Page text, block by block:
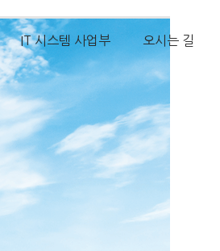
IT 시스템 사업부 오시는 길